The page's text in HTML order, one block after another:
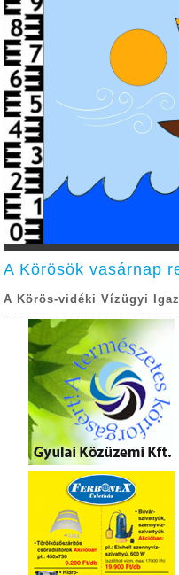
A Körösök vasárnap
A Körös-vidéki Vízügyi